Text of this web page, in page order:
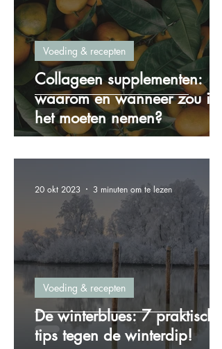
Collageen supplementen:
waarom en wanneer zou ik
het moeten nemen?
Voeding & recepten
De winterblues: 7 praktische
tips tegen de winterdip!
Voeding & recepten
20 okt 2023 3 minuten om te lezen